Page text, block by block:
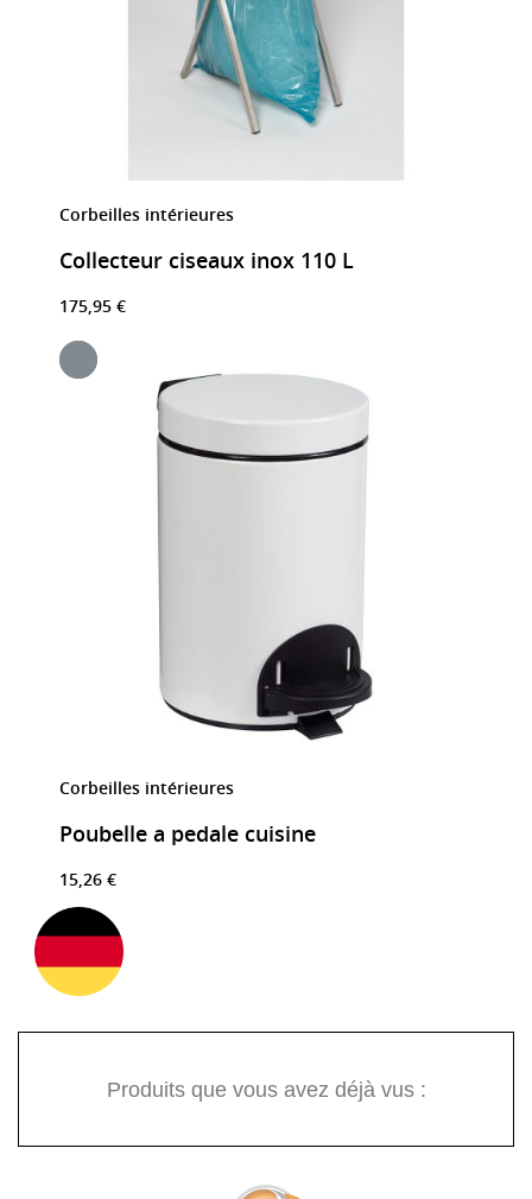
Corbeilles intérieures
Collecteur ciseaux inox 110 L
175,95 €
Corbeilles intérieures
Poubelle a pedale cuisine
15,26 €
Produits que vous avez déjà vus :